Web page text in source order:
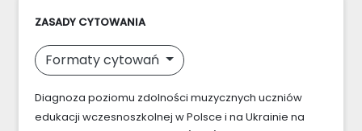
ZASADY CYTOWANIA
Formaty cytowań
Diagnoza poziomu zdolności muzycznych uczniów
edukacji wczesnoszkolnej w Polsce i na Ukrainie na